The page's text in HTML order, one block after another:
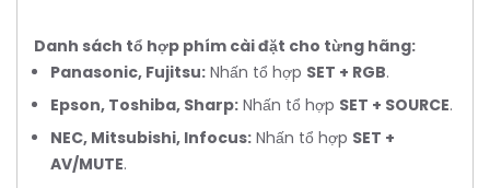
Danh sách tổ hợp phím cài đặt cho từng hãng:
Panasonic, Fujitsu: Nhấn tổ hợp SET + RGB.
Epson, Toshiba, Sharp: Nhấn tổ hợp SET + SOURCE.
NEC, Mitsubishi, Infocus: Nhấn tổ hợp SET +
AV/MUTE.